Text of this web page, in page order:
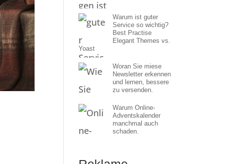
Warum ist guter
Service so wichtig?
Best Practise
Elegant Themes vs.
Yoast
Woran Sie miese
Newsletter erkennen
und lernen, bessere
zu versenden.
Warum Online-
Adventskalender
manchmal auch
schaden.